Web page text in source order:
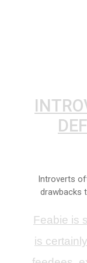
1.
1. Introverts
drawbacks